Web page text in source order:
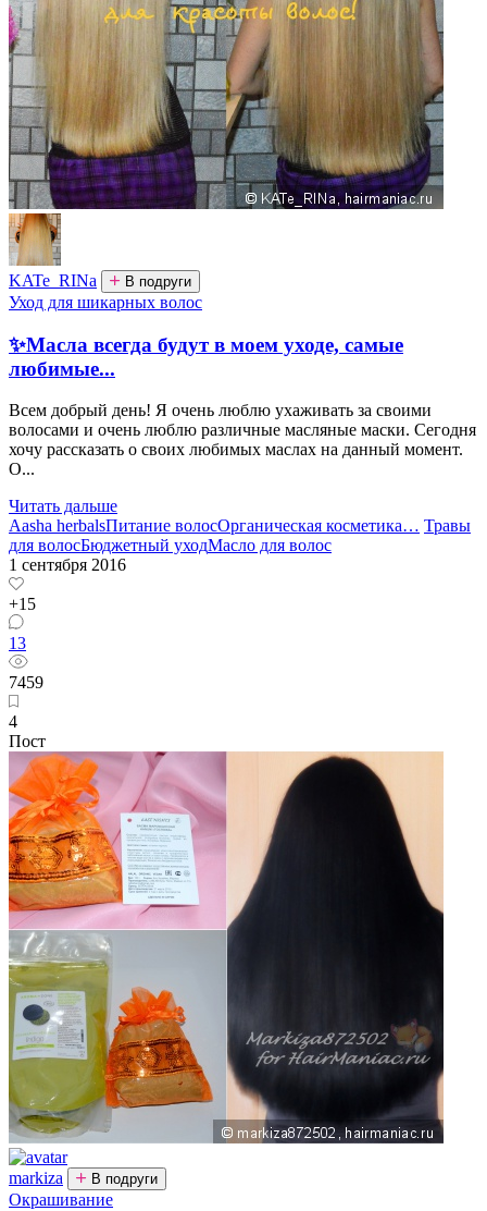
KATe_RINa В подруги
Уход для шикарных волос
✨Масла всегда будут в моем уходе, самые
любимые...
Всем добрый день! Я очень люблю ухаживать за своими
волосами и очень люблю различные масляные маски. Сегодня
хочу рассказать о своих любимых маслах на данный момент.
О...
Читать дальше
Aasha herbalsПитание волосОрганическая косметика… Травы
для волосБюджетный уходМасло для волос
1 сентября 2016
+15
13
7459
4
Пост
markiza В подруги
Окрашивание